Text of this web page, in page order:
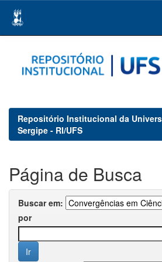
navigation
Repositório Institucional da
Sergipe - RI/UFS
Página de Busca
Buscar em:
por